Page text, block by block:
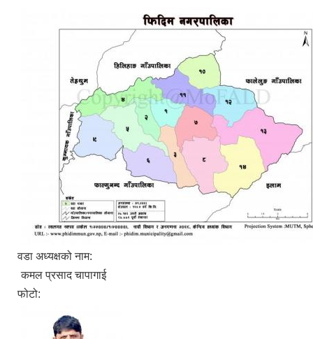
वडा अध्यक्षको नाम:
कमल प्रसाद चापागाई
फोटो: